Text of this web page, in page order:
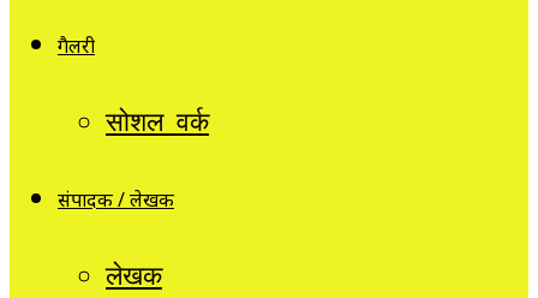
गैलरी
सोशल वर्क
संपादक / लेखक
लेखक